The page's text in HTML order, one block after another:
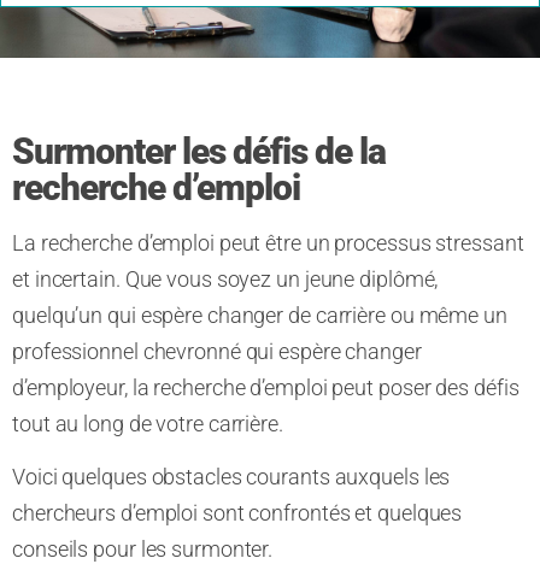
Surmonter les défis de la
recherche d’emploi
La recherche d’emploi peut être un processus stressant
et incertain. Que vous soyez un jeune diplômé,
quelqu’un qui espère changer de carrière ou même un
professionnel chevronné qui espère changer
d’employeur, la recherche d’emploi peut poser des défis
tout au long de votre carrière.
Voici quelques obstacles courants auxquels les
chercheurs d’emploi sont confrontés et quelques
conseils pour les surmonter.